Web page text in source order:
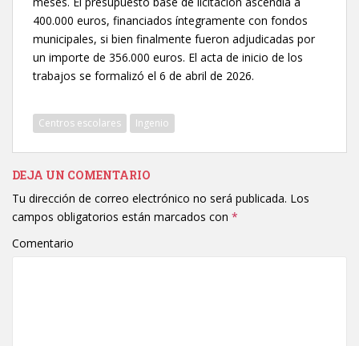
400.000 euros, financiados íntegramente con fondos
municipales, si bien finalmente fueron adjudicadas por
un importe de 356.000 euros. El acta de inicio de los
trabajos se formalizó el 6 de abril de 2026.
Centros escolares Ingenio
DEJA UN COMENTARIO
Tu dirección de correo electrónico no será publicada. Los
campos obligatorios están marcados con *
Comentario